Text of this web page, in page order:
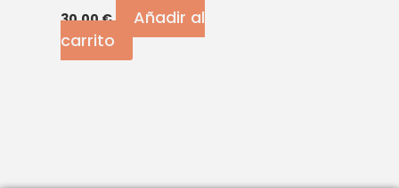
30,00€
Añadir al
carrito